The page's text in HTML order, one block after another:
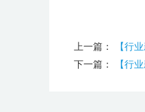
上一篇：
【行
下一篇：
【行